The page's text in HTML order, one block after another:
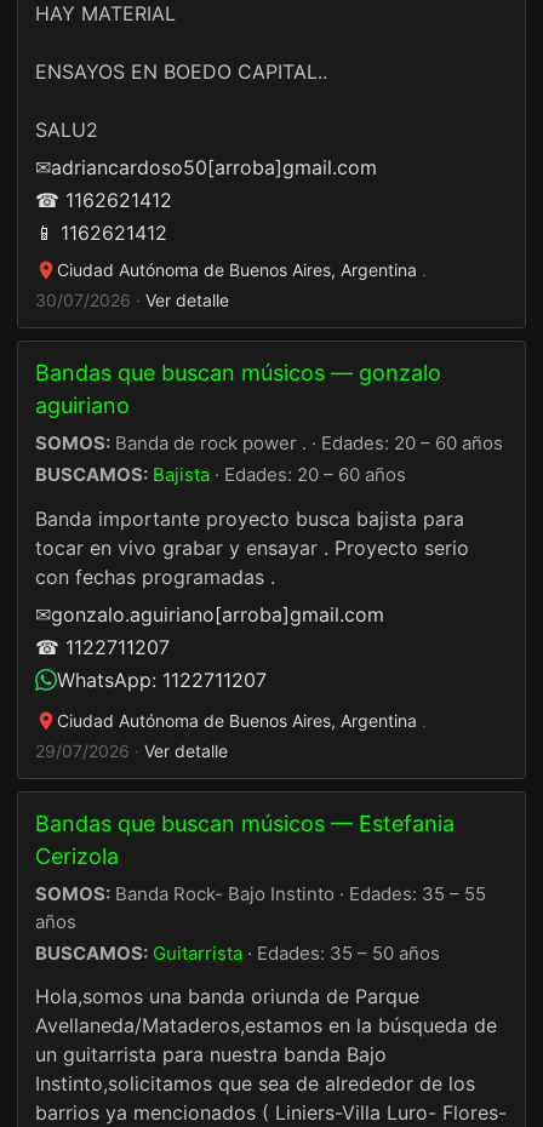
HAY MATERIAL
ENSAYOS EN BOEDO CAPITAL..
SALU2
✉adriancardoso50[arroba]gmail.com
☎ 1162621412
📱 1162621412
Ciudad Autónoma de Buenos Aires, Argentina ·
30/07/2026 · Ver detalle
Bandas que buscan músicos — gonzalo
aguiriano
SOMOS: Banda de rock power . · Edades: 20 – 60 años
BUSCAMOS: Bajista · Edades: 20 – 60 años
Banda importante proyecto busca bajista para
tocar en vivo grabar y ensayar . Proyecto serio
con fechas programadas .
✉gonzalo.aguiriano[arroba]gmail.com
☎ 1122711207
WhatsApp: 1122711207
Ciudad Autónoma de Buenos Aires, Argentina ·
29/07/2026 · Ver detalle
Bandas que buscan músicos — Estefania
Cerizola
SOMOS: Banda Rock- Bajo Instinto · Edades: 35 – 55
años
BUSCAMOS: Guitarrista · Edades: 35 – 50 años
Hola,somos una banda oriunda de Parque
Avellaneda/Mataderos,estamos en la búsqueda de
un guitarrista para nuestra banda Bajo
Instinto,solicitamos que sea de alrededor de los
barrios ya mencionados ( Liniers-Villa Luro- Flores-